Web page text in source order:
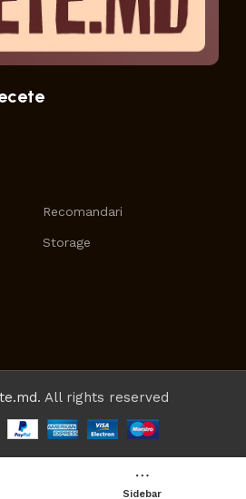
Recomandari
Storage
. All rights reserved
Sidebar